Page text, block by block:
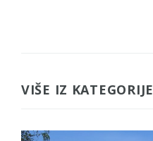
VIŠE IZ KATEGORIJE